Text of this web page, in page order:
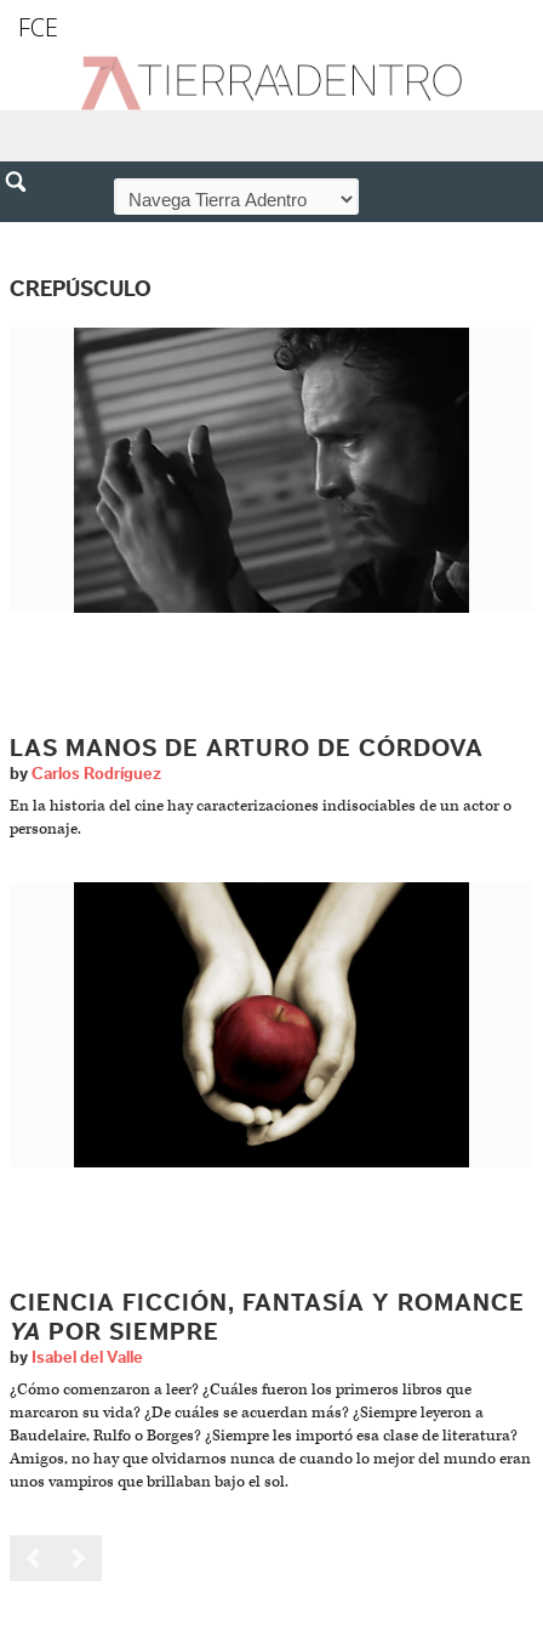
FCE
CREPÚSCULO
LAS MANOS DE ARTURO DE CÓRDOVA
by Carlos Rodríguez
En la historia del cine hay caracterizaciones indisociables de un actor o
personaje.
CIENCIA FICCIÓN, FANTASÍA Y ROMANCE
YA POR SIEMPRE
by Isabel del Valle
¿Cómo comenzaron a leer? ¿Cuáles fueron los primeros libros que
marcaron su vida? ¿De cuáles se acuerdan más? ¿Siempre leyeron a
Baudelaire, Rulfo o Borges? ¿Siempre les importó esa clase de literatura?
Amigos, no hay que olvidarnos nunca de cuando lo mejor del mundo eran
unos vampiros que brillaban bajo el sol.